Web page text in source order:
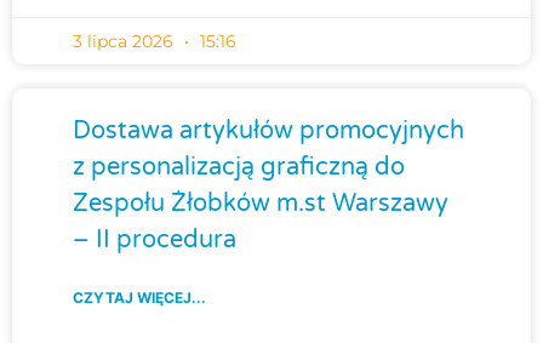
3 lipca 2026 15:16
Dostawa artykułów promocyjnych
z personalizacją graficzną do
Zespołu Żłobków m.st Warszawy
– II procedura
CZYTAJ WIĘCEJ...